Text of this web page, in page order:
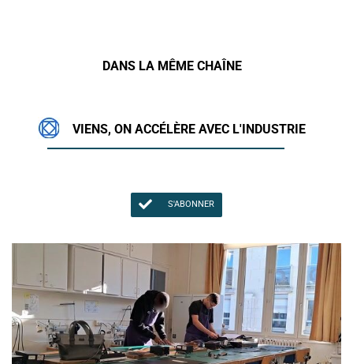
DANS LA MÊME CHAÎNE
VIENS, ON ACCÉLÈRE AVEC L'INDUSTRIE
S'ABONNER